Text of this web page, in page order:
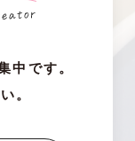
中です。
。